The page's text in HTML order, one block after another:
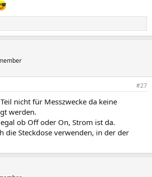
#27
nicht für Messzwecke da keine
werden.
ob Off oder On, Strom ist da.
die Steckdose verwenden, in der der